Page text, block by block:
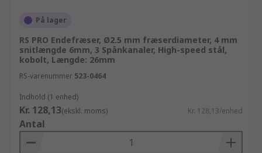
På lager
RS PRO Endefræser, Ø2.5 mm fræserdiameter, 4 mm
snitlængde 6mm, 3 Spånkanaler, High-speed stål,
kobolt, Længde: 26mm
RS-varenummer 523-0464
Indhold (1 enhed)
Kr. 128,13(ekskl. moms) Kr. 128,13/enhed
Antal